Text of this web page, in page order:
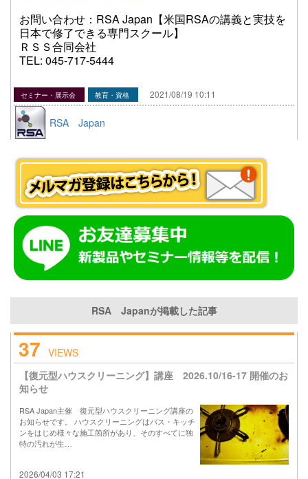
お問い合わせ：RSA Japan【米国RSAの講義と実技を
日本で修了できる専門スクール】
ＲＳＳ合同会社
TEL: 045-717-5444
セミナー・展示会 教育・資格 2021/08/19 10:11
RSA Japan
RSA Japanが掲載した記事
37 VIEWS
【復元型ハウスクリーニング】講座 2026.10/16-17 開催のお
知らせ
RSA Japan主催 復元型ハウスクリーニング講座の
お知らせです。 ハウスクリーニングはバス・キッチ
ンをはじめ様々な施工箇所があり、そのすべてに独
特の汚れが生…
2026/04/03 17:21